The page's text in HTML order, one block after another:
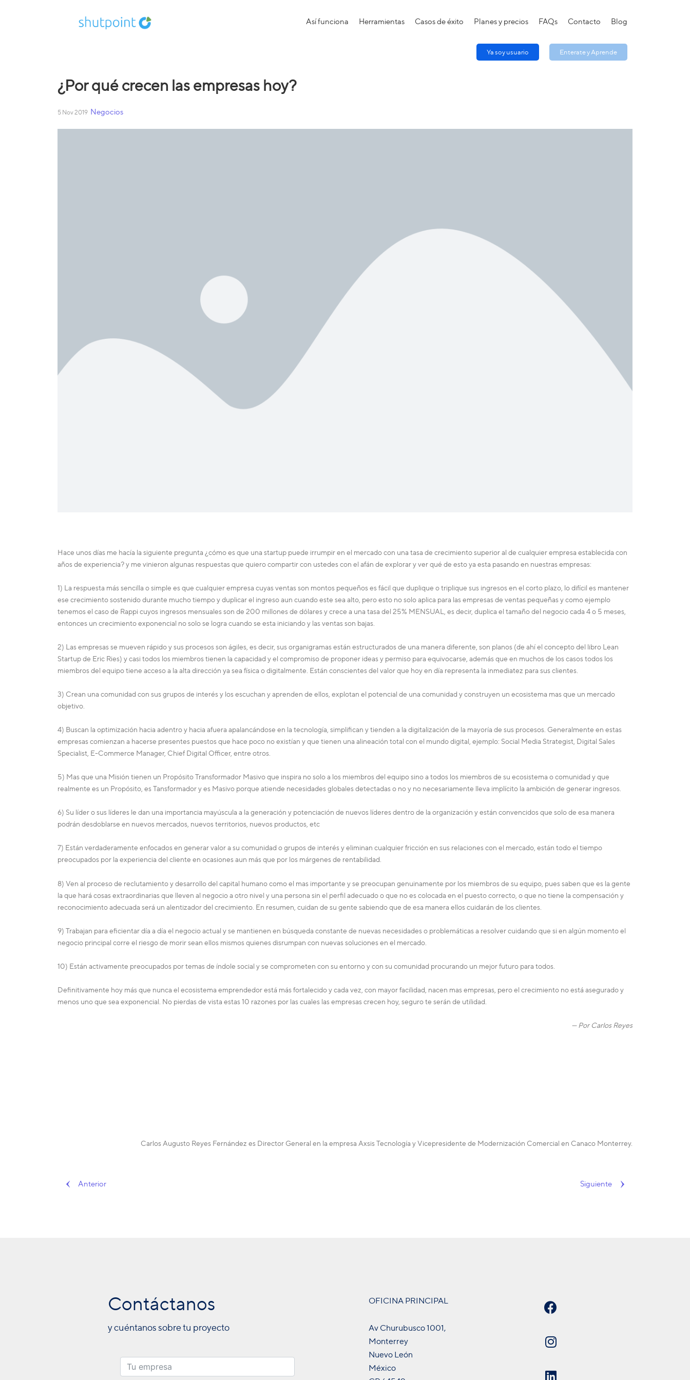
Así funciona Herramientas Casos de éxito Planes y precios FAQs Contacto Blog
Ya soy usuario Enterate y Aprende
¿Por qué crecen las empresas hoy?
5 Nov 2019 Negocios
Hace unos días me hacía la siguiente pregunta ¿cómo es que una startup puede irrumpir en el mercado con una tasa de crecimiento superior al de cualquier empresa establecida con
años de experiencia? y me vinieron algunas respuestas que quiero compartir con ustedes con el afán de explorar y ver qué de esto ya esta pasando en nuestras empresas:
1) La respuesta más sencilla o simple es que cualquier empresa cuyas ventas son montos pequeños es fácil que duplique o triplique sus ingresos en el corto plazo, lo difícil es mantener
ese crecimiento sostenido durante mucho tiempo y duplicar el ingreso aun cuando este sea alto, pero esto no solo aplica para las empresas de ventas pequeñas y como ejemplo
tenemos el caso de Rappi cuyos ingresos mensuales son de 200 millones de dólares y crece a una tasa del 25% MENSUAL, es decir, duplica el tamaño del negocio cada 4 o 5 meses,
entonces un crecimiento exponencial no solo se logra cuando se esta iniciando y las ventas son bajas.
2) Las empresas se mueven rápido y sus procesos son ágiles, es decir, sus organigramas están estructurados de una manera diferente, son planos (de ahí el concepto del libro Lean
Startup de Eric Ries) y casi todos los miembros tienen la capacidad y el compromiso de proponer ideas y permiso para equivocarse, además que en muchos de los casos todos los
miembros del equipo tiene acceso a la alta dirección ya sea física o digitalmente. Están conscientes del valor que hoy en día representa la inmediatez para sus clientes.
3) Crean una comunidad con sus grupos de interés y los escuchan y aprenden de ellos, explotan el potencial de una comunidad y construyen un ecosistema mas que un mercado
objetivo.
4) Buscan la optimización hacia adentro y hacia afuera apalancándose en la tecnología, simplifican y tienden a la digitalización de la mayoría de sus procesos. Generalmente en estas
empresas comienzan a hacerse presentes puestos que hace poco no existían y que tienen una alineación total con el mundo digital, ejemplo: Social Media Strategist, Digital Sales
Specialist, E-Commerce Manager, Chief Digital Officer, entre otros.
5) Mas que una Misión tienen un Propósito Transformador Masivo que inspira no solo a los miembros del equipo sino a todos los miembros de su ecosistema o comunidad y que
realmente es un Propósito, es Tansformador y es Masivo porque atiende necesidades globales detectadas o no y no necesariamente lleva implícito la ambición de generar ingresos.
6) Su líder o sus líderes le dan una importancia mayúscula a la generación y potenciación de nuevos líderes dentro de la organización y están convencidos que solo de esa manera
podrán desdoblarse en nuevos mercados, nuevos territorios, nuevos productos, etc
7) Están verdaderamente enfocados en generar valor a su comunidad o grupos de interés y eliminan cualquier fricción en sus relaciones con el mercado, están todo el tiempo
preocupados por la experiencia del cliente en ocasiones aun más que por los márgenes de rentabilidad.
8) Ven al proceso de reclutamiento y desarrollo del capital humano como el mas importante y se preocupan genuinamente por los miembros de su equipo, pues saben que es la gente
la que hará cosas extraordinarias que lleven al negocio a otro nivel y una persona sin el perfil adecuado o que no es colocada en el puesto correcto, o que no tiene la compensación y
reconocimiento adecuada será un alentizador del crecimiento. En resumen, cuidan de su gente sabiendo que de esa manera ellos cuidarán de los clientes.
9) Trabajan para eficientar día a día el negocio actual y se mantienen en búsqueda constante de nuevas necesidades o problemáticas a resolver cuidando que si en algún momento el
negocio principal corre el riesgo de morir sean ellos mismos quienes disrumpan con nuevas soluciones en el mercado.
10) Están activamente preocupados por temas de índole social y se comprometen con su entorno y con su comunidad procurando un mejor futuro para todos.
Definitivamente hoy más que nunca el ecosistema emprendedor está más fortalecido y cada vez, con mayor facilidad, nacen mas empresas, pero el crecimiento no está asegurado y
menos uno que sea exponencial. No pierdas de vista estas 10 razones por las cuales las empresas crecen hoy, seguro te serán de utilidad.
— Por Carlos Reyes
Carlos Augusto Reyes Fernández es Director General en la empresa Axsis Tecnología y Vicepresidente de Modernización Comercial en Canaco Monterrey.
Anterior Siguiente
Contáctanos
y cuéntanos sobre tu proyecto
OFICINA PRINCIPAL
Av Churubusco 1001,
Monterrey
Nuevo León
México